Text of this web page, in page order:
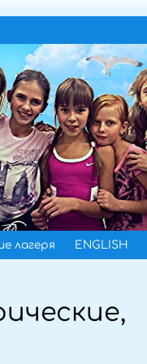
лагеря ENGLISH